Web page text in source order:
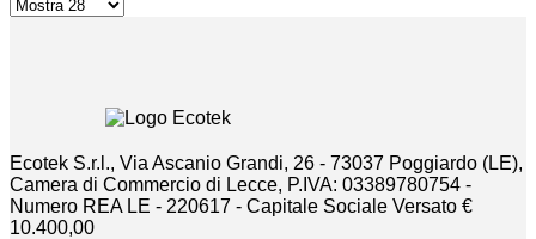
Ecotek S.r.l., Via Ascanio Grandi, 26 - 73037 Poggiardo (LE),
Camera di Commercio di Lecce, P.IVA: 03389780754 -
Numero REA LE - 220617 - Capitale Sociale Versato €
10.400,00